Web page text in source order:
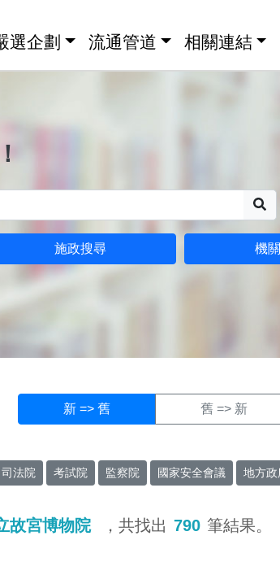
選企劃 流通管道 相關連結
施政搜尋 機
新 => 舊 舊 => 新
司法院 考試院 監察院 國家安全會議 地方政
故宮博物院 ，共找出 790 筆結果。